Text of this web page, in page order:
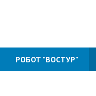
РОБОТ "ВОСТУР"